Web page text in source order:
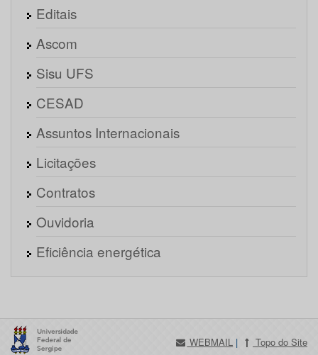
Editais
Ascom
Sisu UFS
CESAD
Assuntos Internacionais
Licitações
Contratos
Ouvidoria
Eficiência energética
WEBMAIL | Topo do Site